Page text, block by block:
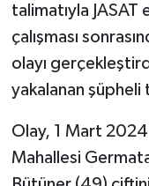
talimatıyla JASAT
çalışması
olayı
yakalanan şüpheli
Olay, 1 Mart
Mahallesi
Türkiye
Yerel
Künye